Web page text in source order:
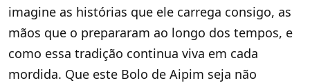
imagine as histórias que ele carrega consigo, as
mãos que o prepararam ao longo dos tempos, e
como essa tradição continua viva em cada
mordida. Que este Bolo de Aipim seja não